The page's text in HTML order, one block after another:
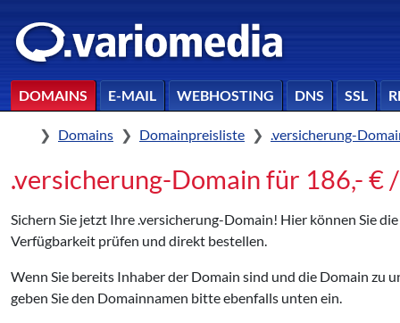
DOMAINS E-MAIL WEBHOSTING DNS SSL
HomeDomains Domainpreisliste .versicherung-
.versicherung-Domain für 186,- €
Sichern Sie jetzt Ihre .versicherung-Domain! Hier können Sie
Verfügbarkeit prüfen und direkt bestellen.
Wenn Sie bereits Inhaber der Domain sind und die Domain zu
geben Sie den Domainnamen bitte ebenfalls unten ein.